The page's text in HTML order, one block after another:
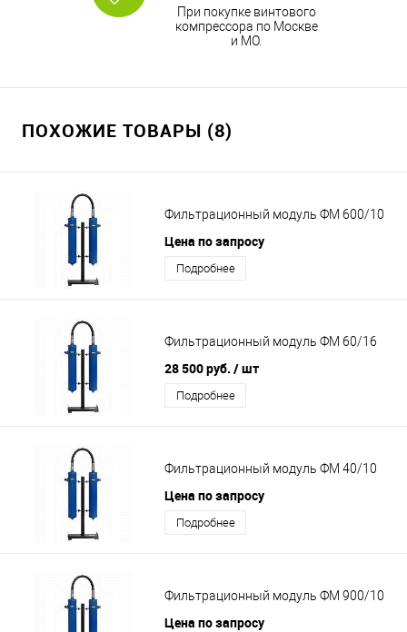
При покупке винтового
компрессора по Москве
и МО.
ПОХОЖИЕ ТОВАРЫ (8)
Фильтрационный модуль ФМ 600/10
Цена по запросу
Подробнее
Фильтрационный модуль ФМ 60/16
28 500 руб. / шт
Подробнее
Фильтрационный модуль ФМ 40/10
Цена по запросу
Подробнее
Фильтрационный модуль ФМ 900/10
Цена по запросу